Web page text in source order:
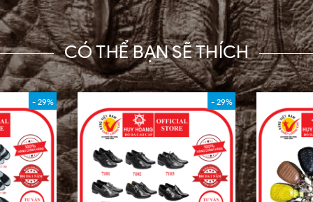
CÓ THỂ BẠN SẼ THÍCH
- 29% - 29%